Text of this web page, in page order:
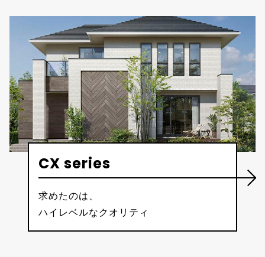
CX series
求めたのは、
ハイレベルなクオリティ